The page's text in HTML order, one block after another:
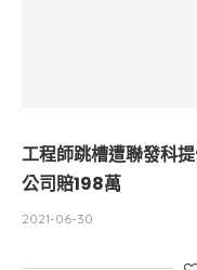
工程師跳槽遭聯發科
公司賠198萬
2021-06-30